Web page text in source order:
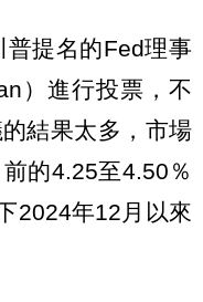
普提名的Fed理事
）進行投票，不
結果太多，市場
的4.25至4.50％
2024年12月以來